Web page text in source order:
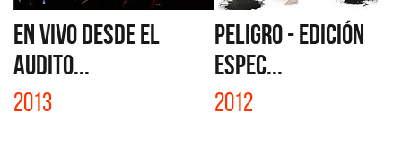
EN VIVO DESDE EL
AUDITO...
2013
PELIGRO - EDICIÓN
ESPEC...
2012